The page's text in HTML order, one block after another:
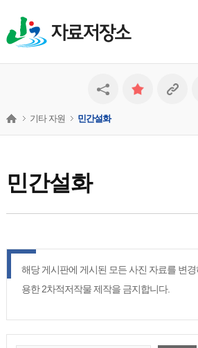
자료저장소
민간설화
기타 자원 민간설화
해당 게시판에 게시된 모든 사진 자료를 변
용한 2차적저작물 제작을 금지합니다.